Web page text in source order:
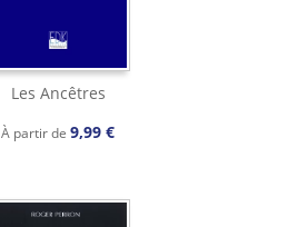
Les Ancêtres
À partir de 9,99 €